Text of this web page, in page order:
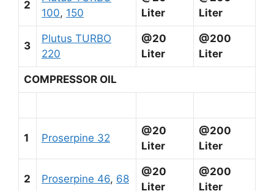
2
100, 150
Liter
Liter
3
Plutus TURBO
220
@20
Liter
@200
Liter
COMPRESSOR OIL
1 Proserpine 32
@20
Liter
@200
Liter
2 Proserpine 46, 68
@20
Liter
@200
Liter